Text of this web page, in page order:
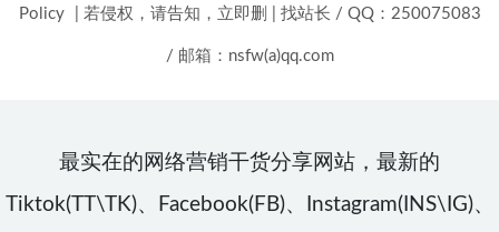
Policy 若侵权，请告知，立即删 找站长 / QQ：250075083
/ 邮箱：nsfw(a)qq.com
最实在的网络营销干货分享网站，最新的
Tiktok(TT\TK)、Facebook(FB)、Instagram(INS\IG)、